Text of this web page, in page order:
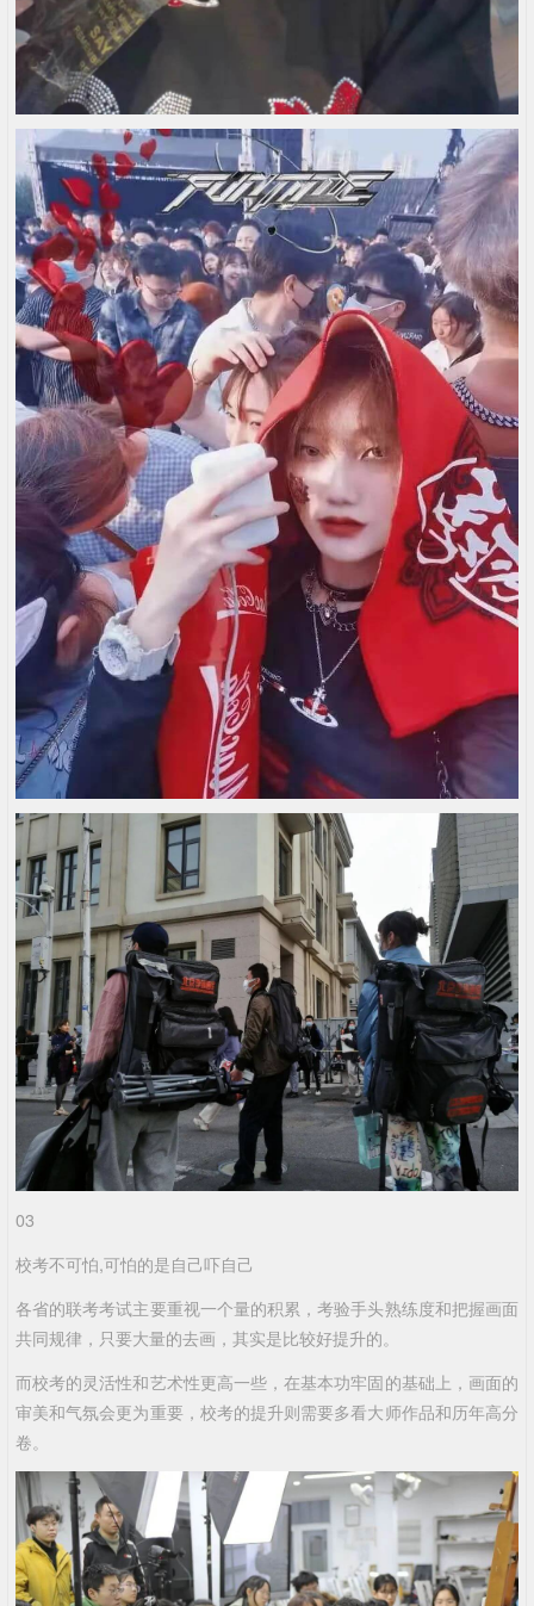
03
校考不可怕,可怕的是自己吓自己
各省的联考考试主要重视一个量的积累，考验手头熟练度和把握画面
共同规律，只要大量的去画，其实是比较好提升的。
而校考的灵活性和艺术性更高一些，在基本功牢固的基础上，画面的
审美和气氛会更为重要，校考的提升则需要多看大师作品和历年高分
卷。